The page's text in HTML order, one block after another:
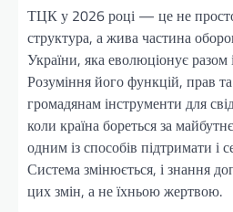
ТЦК у 2026 році — це не просто
структура, а жива частина
України, яка еволюціонує разом
Розуміння його функцій, прав
громадянам інструменти для
коли країна бореться за
одним із способів підтримати і
Система змінюється, і знання
цих змін, а не їхньою жертвою.